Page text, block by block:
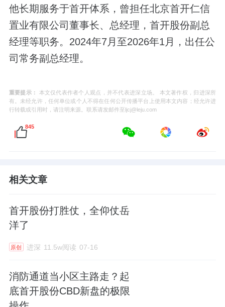
他长期服务于首开体系，曾担任北京首开仁信
置业有限公司董事长、总经理，首开股份副总
经理等职务。2024年7月至2026年1月，出任公
司常务副总经理。
重要提示：
本文仅代表作者个人观点，并不代表进深立场。 本文著作权，归进深所
有。未经允许，任何单位或个人不得在任何公开传播平台上使用本文内容；经允许进
行转载或引用时，请注明来源。联系请发邮件至ljcj@leju.com
845
相关文章
首开股份打胜仗，全仰仗岳
洋了
原创 进深 11.5w阅读 07-16
消防通道当小区主路走？起
底首开股份CBD新盘的极限